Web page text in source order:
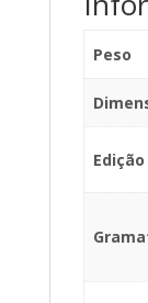
Peso
Edição